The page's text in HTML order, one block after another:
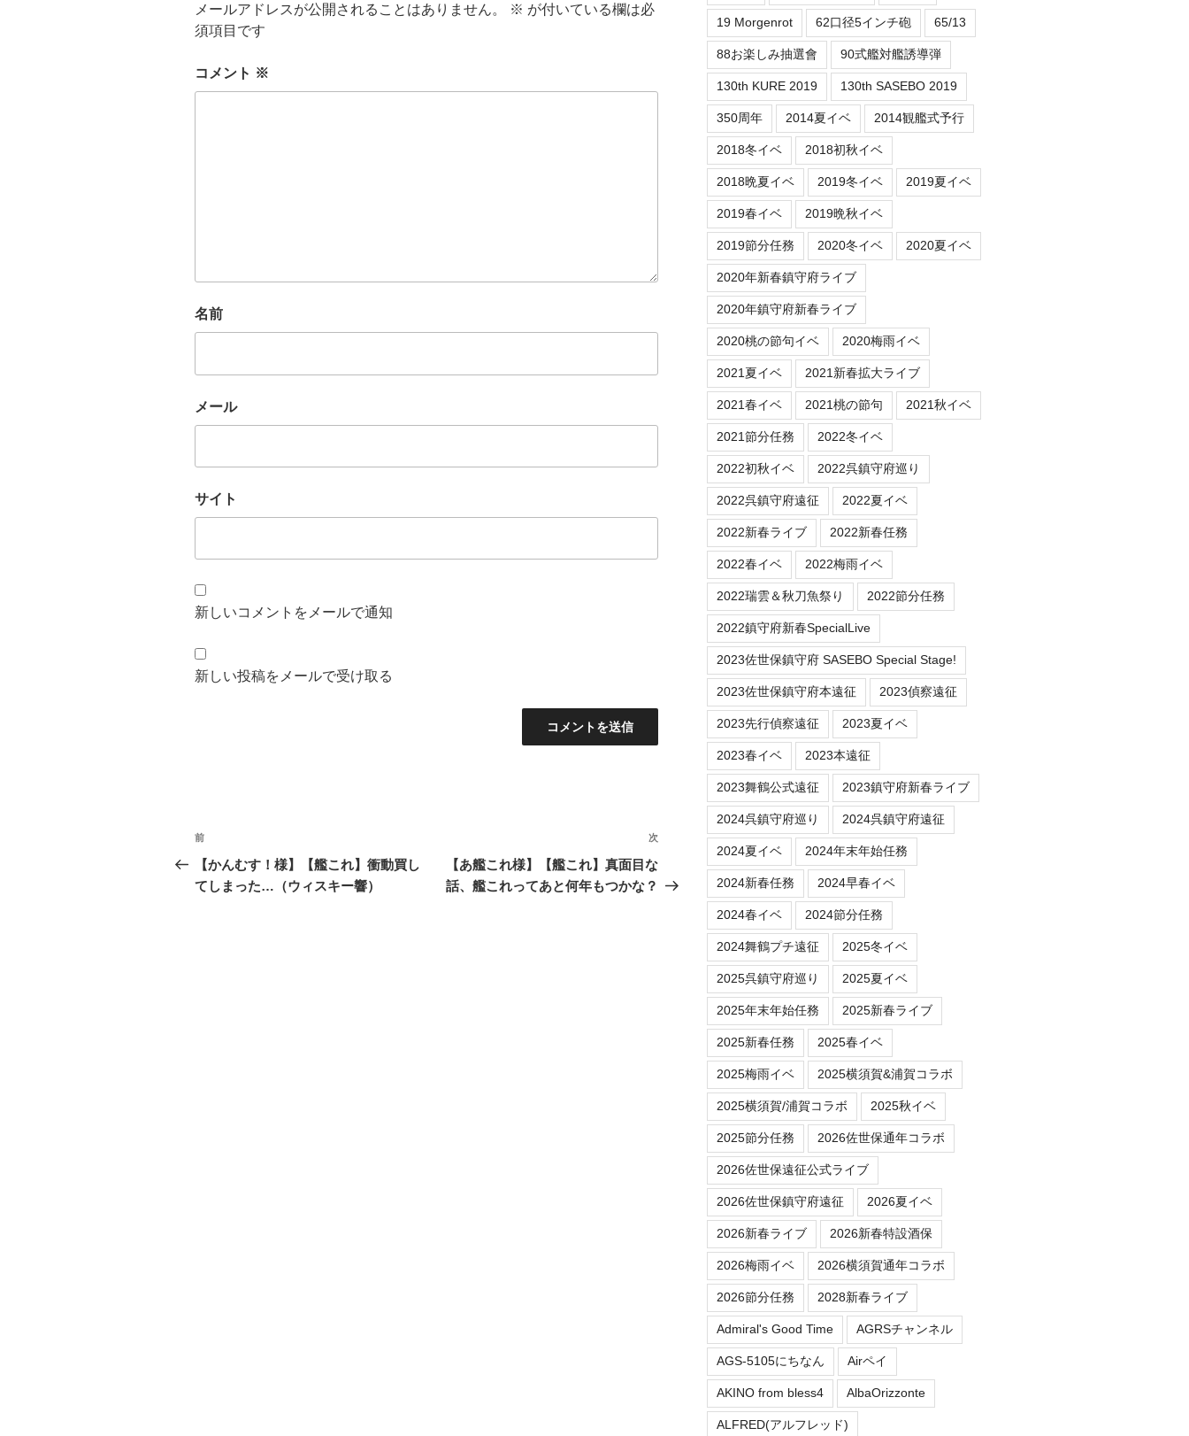
メールアドレスが公開されることはありません。 ※ が付いている欄は必
須項目です
コメント ※
名前
メール
サイト
新しいコメントをメールで通知
新しい投稿をメールで受け取る
投
稿
ナ
前
の
投
前
【かんむす！様】【艦これ】衝動買し
てしまった…（ウィスキー響）
次
の
投
次
【あ艦これ様】【艦これ】真面目な
話、艦これってあと何年もつかな？
19 Morgenrot 62口径5インチ砲 65/13
88お楽しみ抽選會 90式艦対艦誘導弾
130th KURE 2019 130th SASEBO 2019
350周年 2014夏イベ 2014観艦式予行
2018冬イベ 2018初秋イベ
2018晩夏イベ 2019冬イベ 2019夏イベ
2019春イベ 2019晩秋イベ
2019節分任務 2020冬イベ 2020夏イベ
2020年新春鎮守府ライブ
2020年鎮守府新春ライブ
2020桃の節句イベ 2020梅雨イベ
2021夏イベ 2021新春拡大ライブ
2021春イベ 2021桃の節句 2021秋イベ
2021節分任務 2022冬イベ
2022初秋イベ 2022呉鎮守府巡り
2022呉鎮守府遠征 2022夏イベ
2022新春ライブ 2022新春任務
2022春イベ 2022梅雨イベ
2022瑞雲＆秋刀魚祭り 2022節分任務
2022鎮守府新春SpecialLive
2023佐世保鎮守府 SASEBO Special Stage!
2023佐世保鎮守府本遠征 2023偵察遠征
2023先行偵察遠征 2023夏イベ
2023春イベ 2023本遠征
2023舞鶴公式遠征 2023鎮守府新春ライブ
2024呉鎮守府巡り 2024呉鎮守府遠征
2024夏イベ 2024年末年始任務
2024新春任務 2024早春イベ
2024春イベ 2024節分任務
2024舞鶴プチ遠征 2025冬イベ
2025呉鎮守府巡り 2025夏イベ
2025年末年始任務 2025新春ライブ
2025新春任務 2025春イベ
2025梅雨イベ 2025横須賀&浦賀コラボ
2025横須賀/浦賀コラボ 2025秋イベ
2025節分任務 2026佐世保通年コラボ
2026佐世保遠征公式ライブ
2026佐世保鎮守府遠征 2026夏イベ
2026新春ライブ 2026新春特設酒保
2026梅雨イベ 2026横須賀通年コラボ
2026節分任務 2028新春ライブ
Admiral's Good Time AGRSチャンネル
AGS-5105にちなん Airペイ
AKINO from bless4 AlbaOrizzonte
ALFRED(アルフレッド)